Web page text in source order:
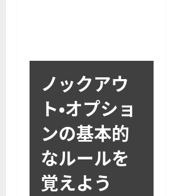
ノックアウ
ト・オプショ
ンの基本的
なルールを
覚えよう